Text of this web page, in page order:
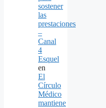
sostener
las
prestaciones
–
Canal
4
Esquel
en
El
Círculo
Médico
mantiene